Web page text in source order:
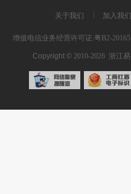
关于我们 加入我们
增值电信业务经营许可证:粤B2-
Copyright © 2010-2026 浙江